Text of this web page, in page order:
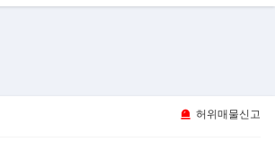
허위매물신고